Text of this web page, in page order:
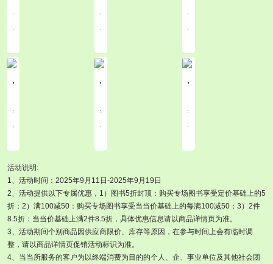
. . .
.
.
.
.
.
.
活动说明:
1、活动时间：2025年9月11日-2025年9月19日
2、活动提供以下专属优惠，1）图书5折封顶：购买专场图书享受定价基础上的5
折；2）满100减50：购买专场图书享受当当价基础上的每满100减50；3）2件
8.5折：当当价基础上满2件8.5折，具体优惠信息请以商品详情页为准。
3、活动期间个别商品因供应商限价、库存等原因，在参与时间上会有临时调
整，请以商品详情页促销活动标识为准。
4、当当所服务的客户为以终端消费为目的的个人、企、事业单位及其他社会团